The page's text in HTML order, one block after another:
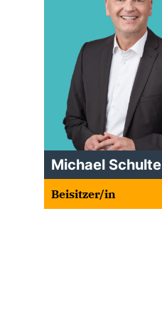
Michael Schulte
Beisitzer/in